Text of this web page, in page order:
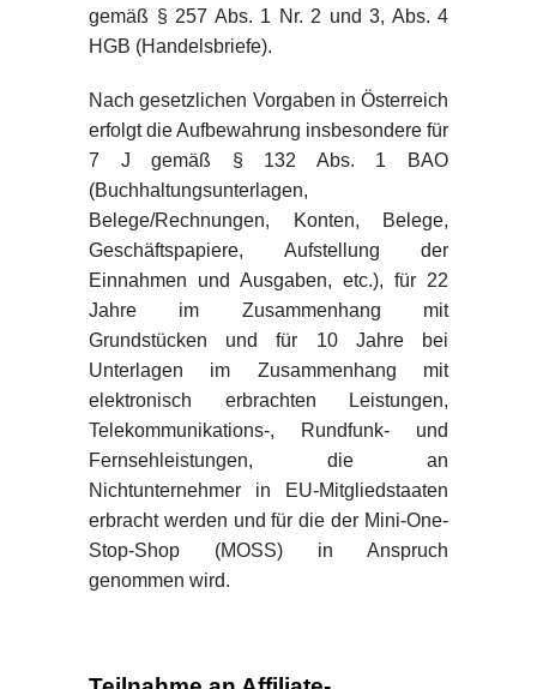
gemäß § 257 Abs. 1 Nr. 2 und 3, Abs. 4
HGB (Handelsbriefe).
Nach gesetzlichen Vorgaben in Österreich
erfolgt die Aufbewahrung insbesondere für
7 J gemäß § 132 Abs. 1 BAO
(Buchhaltungsunterlagen,
Belege/Rechnungen, Konten, Belege,
Geschäftspapiere, Aufstellung der
Einnahmen und Ausgaben, etc.), für 22
Jahre im Zusammenhang mit
Grundstücken und für 10 Jahre bei
Unterlagen im Zusammenhang mit
elektronisch erbrachten Leistungen,
Telekommunikations-, Rundfunk- und
Fernsehleistungen, die an
Nichtunternehmer in EU-Mitgliedstaaten
erbracht werden und für die der Mini-One-
Stop-Shop (MOSS) in Anspruch
genommen wird.